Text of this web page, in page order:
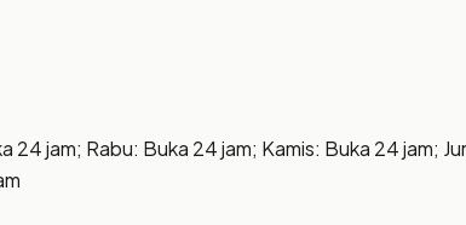
24 jam; Rabu: Buka 24 jam; Kamis: Buka 24 jam;